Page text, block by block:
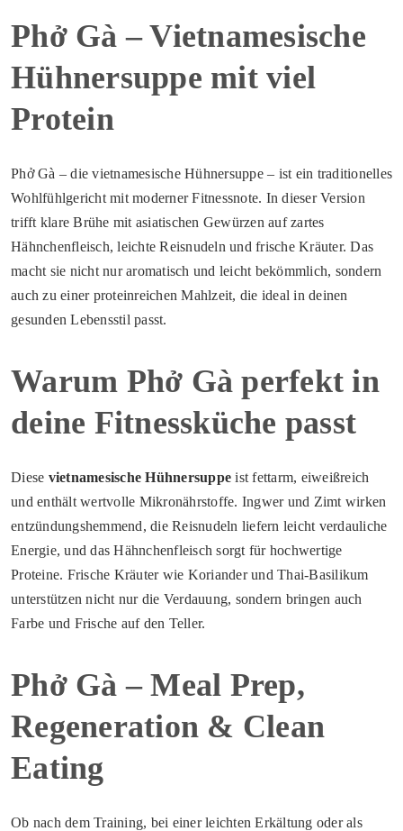
Phở Gà – Vietnamesische
Hühnersuppe mit viel
Protein
Phở Gà – die vietnamesische Hühnersuppe – ist ein traditionelles
Wohlfühlgericht mit moderner Fitnessnote. In dieser Version
trifft klare Brühe mit asiatischen Gewürzen auf zartes
Hähnchenfleisch, leichte Reisnudeln und frische Kräuter. Das
macht sie nicht nur aromatisch und leicht bekömmlich, sondern
auch zu einer proteinreichen Mahlzeit, die ideal in deinen
gesunden Lebensstil passt.
Warum Phở Gà perfekt in
deine Fitnessküche passt
Diese vietnamesische Hühnersuppe ist fettarm, eiweißreich
und enthält wertvolle Mikronährstoffe. Ingwer und Zimt wirken
entzündungshemmend, die Reisnudeln liefern leicht verdauliche
Energie, und das Hähnchenfleisch sorgt für hochwertige
Proteine. Frische Kräuter wie Koriander und Thai-Basilikum
unterstützen nicht nur die Verdauung, sondern bringen auch
Farbe und Frische auf den Teller.
Phở Gà – Meal Prep,
Regeneration & Clean
Eating
Ob nach dem Training, bei einer leichten Erkältung oder als